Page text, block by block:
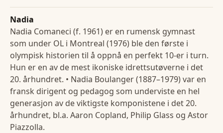
Nadia
Nadia Comaneci (f. 1961) er en rumensk gymnast
som under OL i Montreal (1976) ble den første i
olympisk historien til å oppnå en perfekt 10-er i turn.
Hun er en av de mest ikoniske idrettsutøverne i det
20. århundret. • Nadia Boulanger (1887–1979) var en
fransk dirigent og pedagog som underviste en hel
generasjon av de viktigste komponistene i det 20.
århundret, bl.a. Aaron Copland, Philip Glass og Astor
Piazzolla.